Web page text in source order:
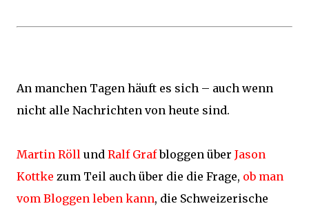
An manchen Tagen häuft es sich – auch wenn
nicht alle Nachrichten von heute sind.
Martin Röll und Ralf Grafbloggen über Jason
Kottke zum Teil auch über die die Frage, ob man
vom Bloggen leben kann, die Schweizerische